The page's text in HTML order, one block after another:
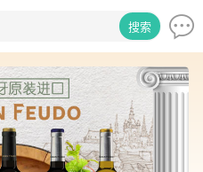
搜索